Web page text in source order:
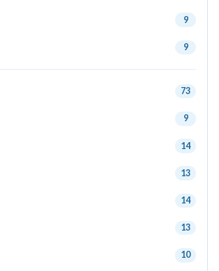
9
9
73
9
14
13
14
13
10